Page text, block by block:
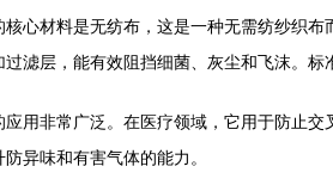
核心材料是无纺布，这是一种无需纺纱织
滤层，能有效阻挡细菌、灰尘和飞沫。
应用非常广泛。在医疗领域，它用于防止
异味和有害气体的能力。